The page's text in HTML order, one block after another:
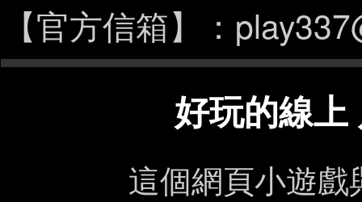
【官方信箱】：
好玩的線
這個網頁小遊